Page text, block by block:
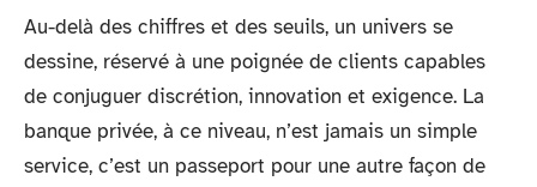
Au-delà des chiffres et des seuils, un univers se
dessine, réservé à une poignée de clients capables
de conjuguer discrétion, innovation et exigence. La
banque privée, à ce niveau, n’est jamais un simple
service, c’est un passeport pour une autre façon de